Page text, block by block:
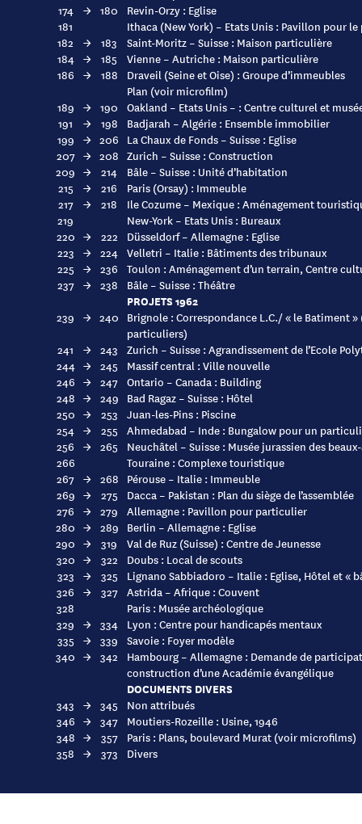
174
→ 180
Revin-Orzy : Eglise
181
Ithaca (New York) – Etats Unis : Pavillon pour
182 → 183
Saint-Moritz – Suisse : Maison particulière
184 → 185
Vienne – Autriche : Maison particulière
186 → 188
Draveil (Seine et Oise) : Groupe d’immeubles
Plan (voir microfilm)
189 → 190 Oakland – Etats Unis – : Centre culturel et
191
→ 198
Badjarah – Algérie : Ensemble immobilier
199 → 206 La Chaux de Fonds – Suisse : Eglise
207 → 208 Zurich – Suisse : Construction
209 → 214
Bâle – Suisse : Unité d’habitation
215
→ 216
Paris (Orsay) : Immeuble
217
→ 218
Ile Cozume – Mexique : Aménagement
219
New-York – Etats Unis : Bureaux
220 → 222
Düsseldorf – Allemagne : Eglise
223 → 224 Velletri – Italie : Bâtiments des tribunaux
225 → 236 Toulon : Aménagement d’un terrain, Centre
237 → 238 Bâle – Suisse : Théâtre
PROJETS 1962
239 → 240 Brignole : Correspondance L.C./ « le Batiment
particuliers)
241
→ 243 Zurich – Suisse : Agrandissement de l’Ecole
244 → 245
Massif central : Ville nouvelle
246 → 247 Ontario – Canada : Building
248 → 249 Bad Ragaz – Suisse : Hôtel
250 → 253 Juan-les-Pins : Piscine
254 → 255 Ahmedabad – Inde : Bungalow pour un
256 → 265
Neuchâtel – Suisse : Musée jurassien des
266
Touraine : Complexe touristique
267 → 268 Pérouse – Italie : Immeuble
269 → 275
Dacca – Pakistan : Plan du siège de l’assemblée
276 → 279 Allemagne : Pavillon pour particulier
280 → 289 Berlin – Allemagne : Eglise
290 → 319
Val de Ruz (Suisse) : Centre de Jeunesse
320 → 322
Doubs : Local de scouts
323 → 325
Lignano Sabbiadoro – Italie : Eglise, Hôtel et «
326 → 327 Astrida – Afrique : Couvent
328
Paris : Musée archéologique
329 → 334 Lyon : Centre pour handicapés mentaux
335 → 339 Savoie : Foyer modèle
340 → 342 Hambourg – Allemagne : Demande de
construction d’une Académie évangélique
DOCUMENTS DIVERS
343 → 345
Non attribués
346 → 347 Moutiers-Rozeille : Usine, 1946
348 → 357
Paris : Plans, boulevard Murat (voir microfilms)
358 → 373 Divers